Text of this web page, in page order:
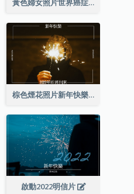
黃色婦女照片世界癌症日明信片
棕色煙花照片新年快樂明信片
啟動2022明信片